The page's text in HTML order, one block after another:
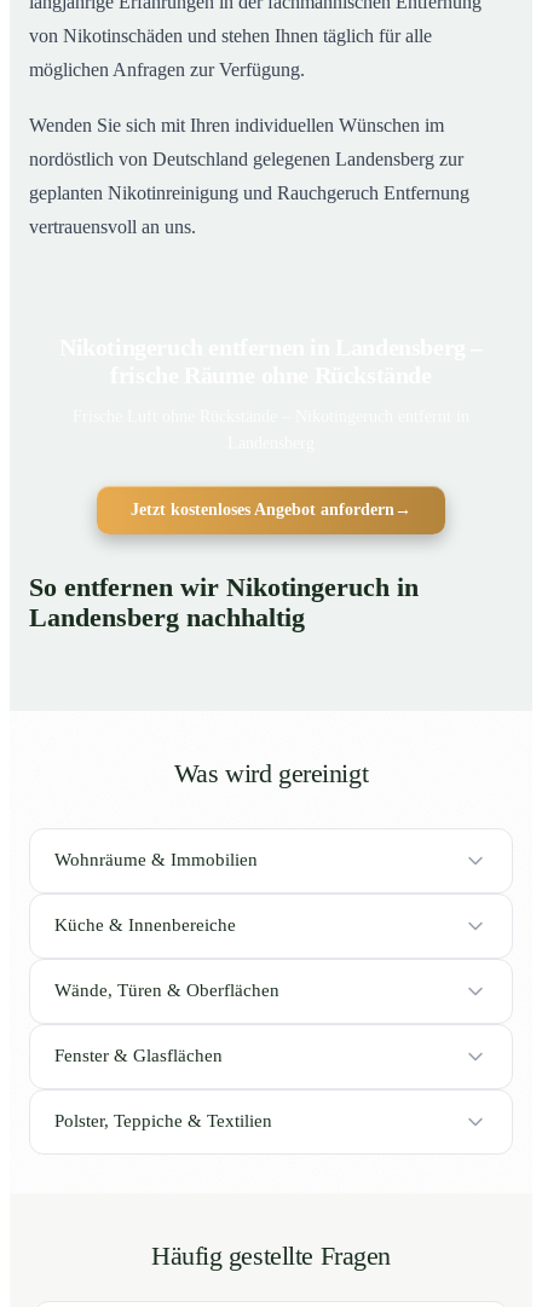
von Nikotinschäden und stehen Ihnen täglich für alle
möglichen Anfragen zur Verfügung.
Wenden Sie sich mit Ihren individuellen Wünschen im
nordöstlich von Deutschland gelegenen Landensberg zur
geplanten Nikotinreinigung und Rauchgeruch Entfernung
vertrauensvoll an uns.
Jetzt kostenloses Angebot anfordern →
So entfernen wir Nikotingeruch in
Landensberg nachhaltig
Was wird gereinigt
Wohnräume & Immobilien
Küche & Innenbereiche
Wände, Türen & Oberflächen
Fenster & Glasflächen
Polster, Teppiche & Textilien
Häufig gestellte Fragen